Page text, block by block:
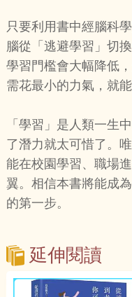
只要利用書中經腦科
腦從「逃避學習」切
學習門檻會大幅降低
需花最小的力氣，就
「學習」是人類一生
了潛力就太可惜了。
能在校園學習、職場
翼。相信本書將能成
的第一步。
延伸閱讀